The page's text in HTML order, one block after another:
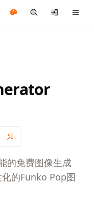
的免费图像生成
的Funko Pop图